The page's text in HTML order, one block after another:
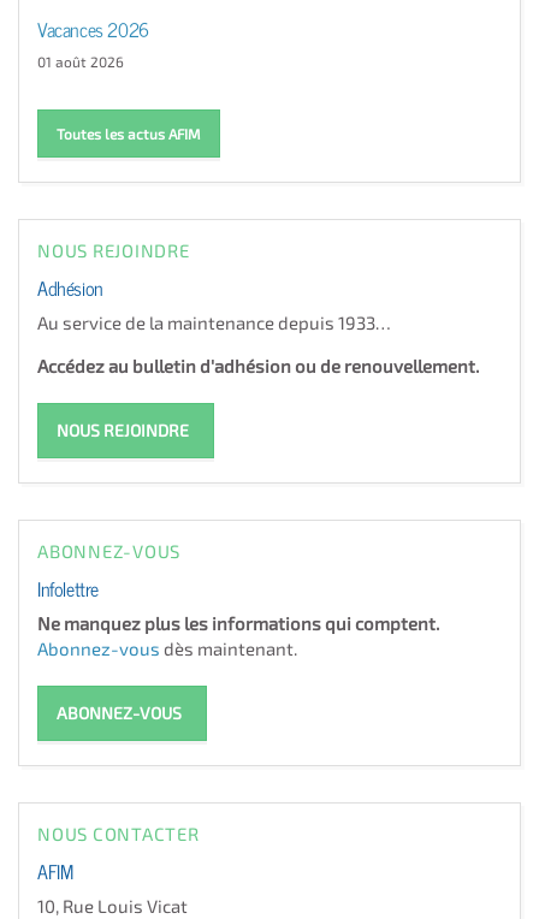
Vacances 2026
01 août 2026
Toutes les actus AFIM
NOUS REJOINDRE
Adhésion
Au service de la maintenance depuis 1933…
Accédez au bulletin d'adhésion ou de renouvellement.
NOUS REJOINDRE
ABONNEZ-VOUS
Infolettre
Ne manquez plus les informations qui comptent.
Abonnez-vous dès maintenant.
ABONNEZ-VOUS
NOUS CONTACTER
AFIM
10, Rue Louis Vicat